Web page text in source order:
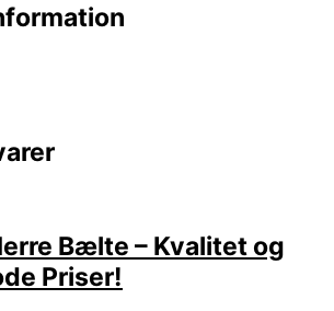
Bælte – Kvalitet og
Priser!